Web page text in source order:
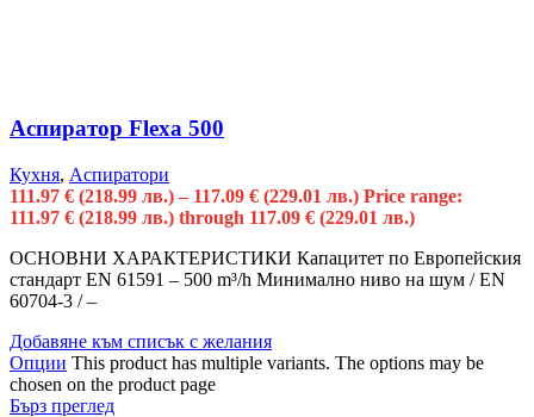
Аспиратор Flexa 500
Кухня, Аспиратори
111.97 € (218.99 лв.) – 117.09 € (229.01 лв.) Price range:
111.97 € (218.99 лв.) through 117.09 € (229.01 лв.)
ОСНОВНИ ХАРАКТЕРИСТИКИ Капацитет по Европейския
стандарт EN 61591 – 500 m³/h Минимално ниво на шум / EN
60704-3 / –
Добавяне към списък с желания
Опции This product has multiple variants. The options may be
chosen on the product page
Бърз преглед